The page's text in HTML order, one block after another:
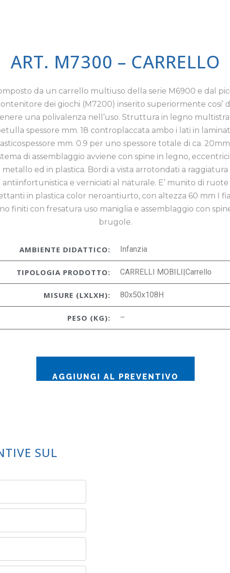
ART. M7300 – CARRELLO
da un carrello multiuso della serie M6900 e dal
dei giochi (M7200) inserito superiormente cosi’
una polivalenza nell’uso. Struttura in legno
spessore mm. 18 controplaccata ambo i lati in
mm. 0.9 per uno spessore totale di ca. 20mm.
di assemblaggio avviene con spine in legno,
metallo ed in plastica. Bordi a vista arrotondati a raggiatura
antiinfortunistica e verniciati al naturale. E’ munito di ruote
in plastica color neroantiurto, con altezza 60 mm I
finiti con fresatura uso maniglia e assemblaggio con
brugole.
AMBIENTE DIDATTICO: Infanzia
TIPOLOGIA PRODOTTO: CARRELLI MOBILI|Carrello
MISURE (LXLXH): 80x50x108H
PESO (KG): –
AGGIUNGI AL PREVENTIVO
SUL